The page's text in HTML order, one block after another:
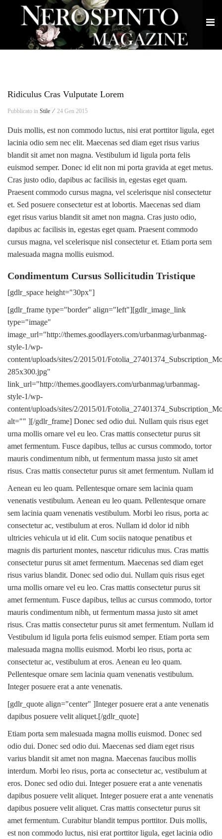
Ridiculus Cras Vulputate Lorem
Pubblicato in Stile ⁄ 24 Gen 2015
Duis mollis, est non commodo luctus, nisi erat porttitor ligula, eget
lacinia odio sem nec elit. Maecenas sed diam eget risus varius
blandit sit amet non magna. Vestibulum id ligula porta felis
euismod semper. Donec id elit non mi porta gravida at eget metus.
Cras justo odio, dapibus ac facilisis in, egestas eget quam.
Praesent commodo cursus magna, vel scelerisque nisl consectetur
et. Sed posuere consectetur est at lobortis. Maecenas sed diam
eget risus varius blandit sit amet non magna. Cras justo odio,
dapibus ac facilisis in, egestas eget quam. Praesent commodo
cursus magna, vel scelerisque nisl consectetur et. Etiam porta sem
malesuada magna mollis euismod.
Condimentum Cursus Sollicitudin Tristique
[gdlr_space height="30px"]
[gdlr_frame type="border" align="left"][gdlr_image_link
type="image"
image_url="http://themes.goodlayers.com/urbanmag/urbanmag-
style-1/wp-
content/uploads/sites/2/2015/01/
285x300.jpg"
link_url="http://themes.goodlayers.com/urbanmag/urbanmag-
style-1/wp-
content/uploads/sites/2/2015/01/
alt="" ][/gdlr_frame] Donec sed odio dui. Nullam quis risus eget
urna mollis ornare vel eu leo. Cras mattis consectetur purus sit
amet fermentum. Fusce dapibus, tellus ac cursus commodo, tortor
mauris condimentum nibh, ut fermentum massa justo sit amet
risus. Cras mattis consectetur purus sit amet fermentum. Nullam id
Aenean eu leo quam. Pellentesque ornare sem lacinia quam
venenatis vestibulum. Aenean eu leo quam. Pellentesque ornare
sem lacinia quam venenatis vestibulum. Morbi leo risus, porta ac
consectetur ac, vestibulum at eros. Nullam id dolor id nibh
ultricies vehicula ut id elit. Cum sociis natoque penatibus et
magnis dis parturient montes, nascetur ridiculus mus. Cras mattis
consectetur purus sit amet fermentum. Maecenas sed diam eget
risus varius blandit. Donec sed odio dui. Nullam quis risus eget
urna mollis ornare vel eu leo. Cras mattis consectetur purus sit
amet fermentum. Fusce dapibus, tellus ac cursus commodo, tortor
mauris condimentum nibh, ut fermentum massa justo sit amet
risus. Cras mattis consectetur purus sit amet fermentum. Nullam id
Vestibulum id ligula porta felis euismod semper. Etiam porta sem
malesuada magna mollis euismod. Morbi leo risus, porta ac
consectetur ac, vestibulum at eros. Aenean eu leo quam.
Pellentesque ornare sem lacinia quam venenatis vestibulum.
Integer posuere erat a ante venenatis.
[gdlr_quote align="center" ]Integer posuere erat a ante venenatis
dapibus posuere velit aliquet.[/gdlr_quote]
Etiam porta sem malesuada magna mollis euismod. Donec sed
odio dui. Donec sed odio dui. Maecenas sed diam eget risus
varius blandit sit amet non magna. Maecenas faucibus mollis
interdum. Morbi leo risus, porta ac consectetur ac, vestibulum at
eros. Donec sed odio dui. Integer posuere erat a ante venenatis
dapibus posuere velit aliquet. Integer posuere erat a ante venenatis
dapibus posuere velit aliquet. Cras mattis consectetur purus sit
amet fermentum. Curabitur blandit tempus porttitor. Duis mollis,
est non commodo luctus, nisi erat porttitor ligula, eget lacinia odio